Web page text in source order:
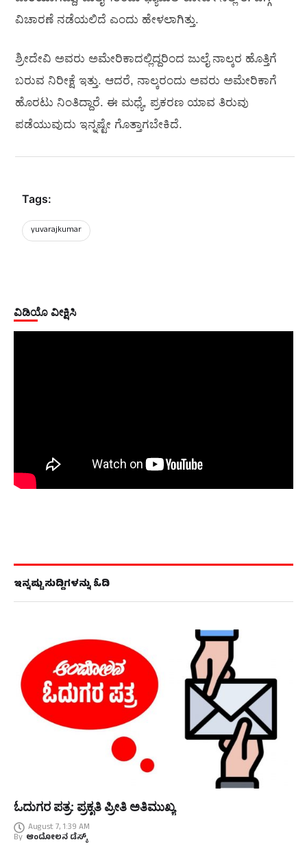
ವಿಚಾರಣೆ ನಡೆಯಲಿದೆ ಎಂದು ಹೇಳಲಾಗಿತ್ತು.
ಶ್ರೀದೇವಿ ಅವರು ಅಮೇರಿಕಾದಲ್ಲಿದ್ದರಿಂದ ಜುಲೈ ನಾಲ್ಕರ ಹೊತ್ತಿಗೆ
ಬರುವ ನಿರೀಕ್ಷೆ ಇತ್ತು. ಆದರೆ, ನಾಲ್ಕರಂದು ಅವರು ಅಮೇರಿಕಾಗೆ
ಹೊರಟು ನಿಂತಿದ್ದಾರೆ. ಈ ಮಧ್ಯೆ, ಪ್ರಕರಣ ಯಾವ ತಿರುವು
ಪಡೆಯುವುದು ಇನ್ನಷ್ಟೇ ಗೊತ್ತಾಗಬೇಕಿದೆ.
Tags:
yuvarajkumar
ವಿಡಿಯೊ ವೀಕ್ಷಿಸಿ
ಇನ್ನಷ್ಟು ಸುದ್ದಿಗಳನ್ನು ಓದಿ
ಓದುಗರ ಪತ್ರ: ಪ್ರಕೃತಿ ಪ್ರೀತಿ ಅತಿಮುಖ್ಯ
August 7, 1:39 AM
By ಆಂದೋಲನ ಡೆಸ್ಕ್